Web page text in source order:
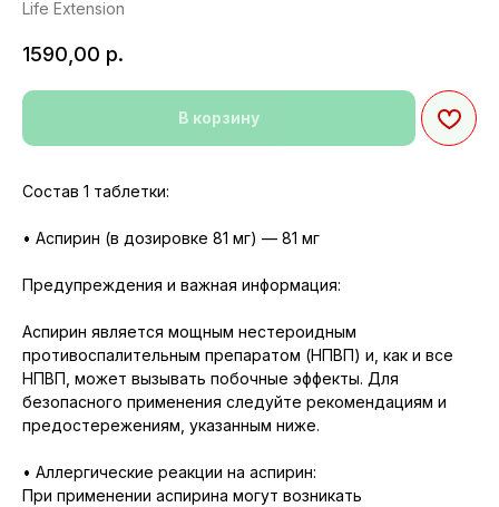
Life Extension
1590,00 р.
В корзину
Состав 1 таблетки:
• Аспирин (в дозировке 81 мг) — 81 мг
Предупреждения и важная информация:
Аспирин является мощным нестероидным
противоспалительным препаратом (НПВП) и, как и все
НПВП, может вызывать побочные эффекты. Для
безопасного применения следуйте рекомендациям и
предостережениям, указанным ниже.
• Аллергические реакции на аспирин:
При применении аспирина могут возникать